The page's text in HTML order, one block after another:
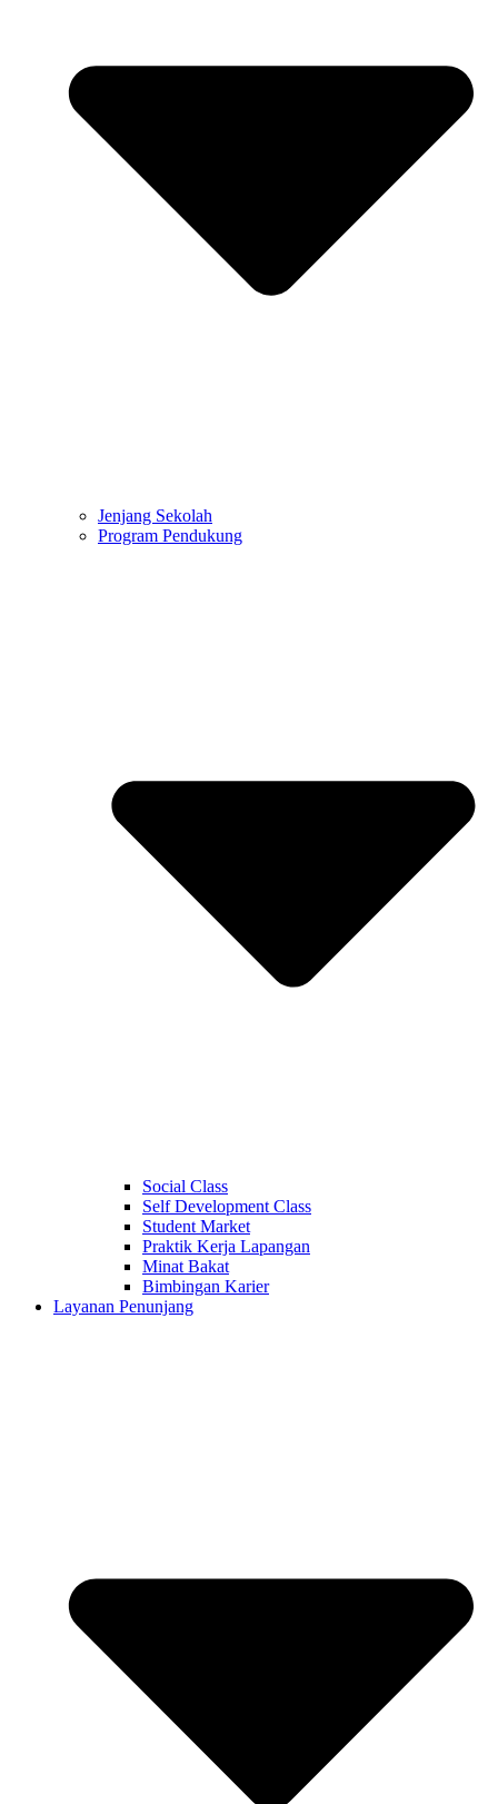
Jenjang Sekolah
Program Pendukung
Social Class
Self Development Class
Student Market
Praktik Kerja Lapangan
Minat Bakat
Bimbingan Karier
Layanan Penunjang